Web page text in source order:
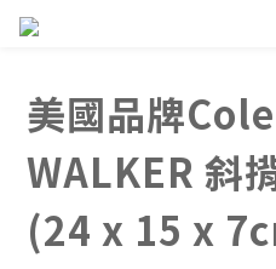
美國品牌
WALKER 斜
(24 x 15 x